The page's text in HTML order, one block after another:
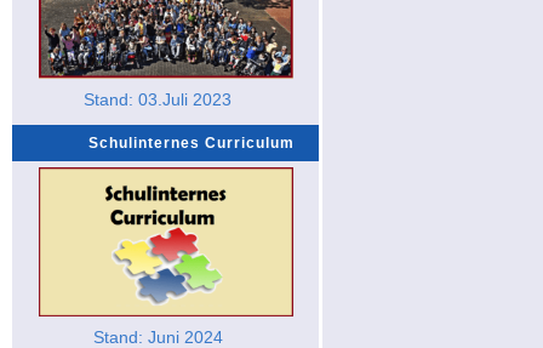
Stand: 03.Juli 2023
Schulinternes Curriculum
Stand: Juni 2024